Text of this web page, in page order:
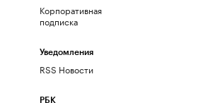
Корпоративная
подписка
Уведомления
RSS Новости
РБК